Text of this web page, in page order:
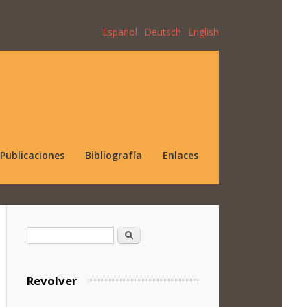
Español Deutsch English
Publicaciones Bibliografía Enlaces
Formulario de búsqueda
Buscar
Revolver